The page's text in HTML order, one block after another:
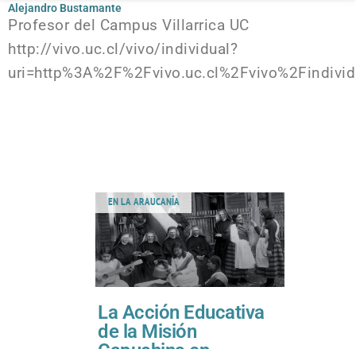
Alejandro Bustamante
Profesor del Campus Villarrica UC
http://vivo.uc.cl/vivo/individual?
EN LA ARAUCANÍA
La Acción Educativa
de la Misión